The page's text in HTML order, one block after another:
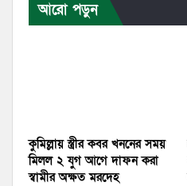
আরো পড়ুন
কুমিল্লায় স্ত্রীর কবর খননের সময়
মিলল ২ যুগ আগে দাফন করা
স্বামীর অক্ষত মরদেহ